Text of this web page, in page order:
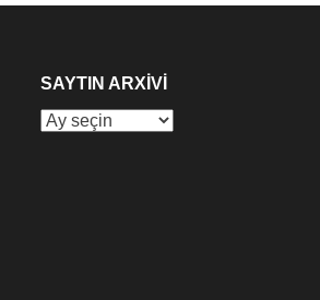
SAYTIN ARXIVI
Saytın